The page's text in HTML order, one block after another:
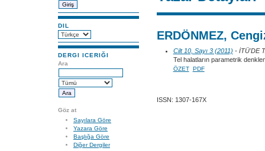
DIL
DERGI ICERIĞI
Ara
Göz at
Sayılara Göre
Yazara Göre
Başlığa Göre
Diğer Dergiler
ERDÖNMEZ,
Cilt 10, Sayı 3 (2011) - İTÜ'DE
Tel halatların parametrik
ÖZET PDF
ISSN: 1307-167X